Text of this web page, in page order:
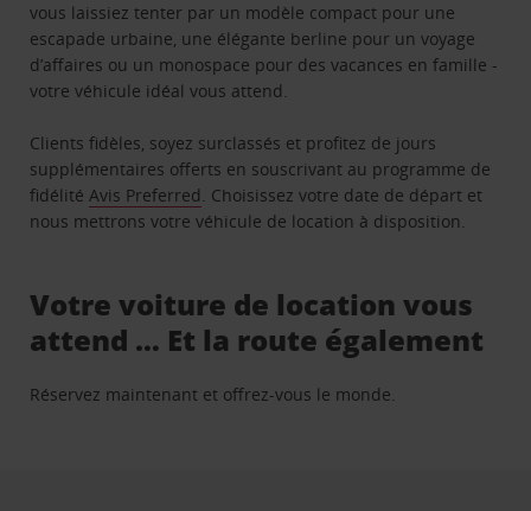
vous laissiez tenter par un modèle compact pour une
escapade urbaine, une élégante berline pour un voyage
d’affaires ou un monospace pour des vacances en famille -
votre véhicule idéal vous attend.
Clients fidèles, soyez surclassés et profitez de jours
supplémentaires offerts en souscrivant au programme de
fidélitéAvis Preferred. Choisissez votre date de départ et
nous mettrons votre véhicule de location à disposition.
Votre voiture de location vous
attend … Et la route également
Réservez maintenant et offrez-vous le monde.